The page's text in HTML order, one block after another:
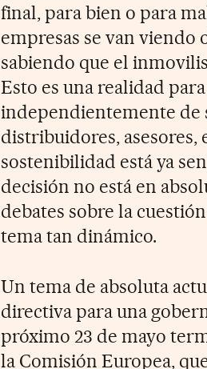
final, para bien o para
empresas se van viendo
sabiendo que el
Esto es una realidad
independientemente de
distribuidores, asesores,
sostenibilidad está ya
decisión no está en
debates sobre la
tema tan dinámico.
Un tema de absoluta
directiva para una
próximo 23 de mayo
la Comisión Europea,